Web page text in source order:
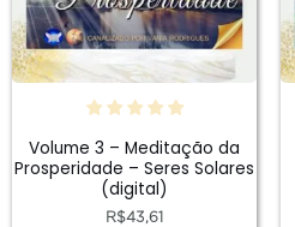
Volume 3 – Meditação da
Prosperidade – Seres Solares
(digital)
R$43,61